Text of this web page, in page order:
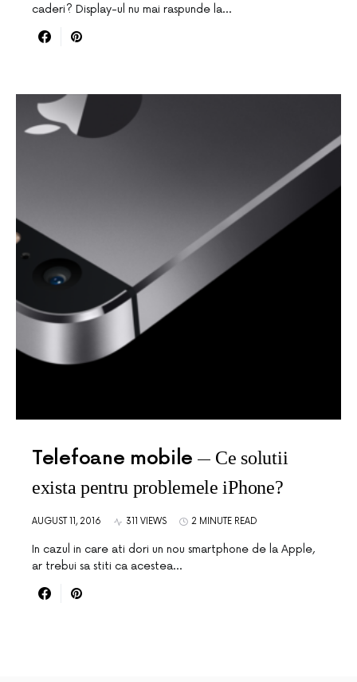
caderi? Display-ul nu mai raspunde la…
Telefoane mobile
Ce solutii
exista pentru problemele iPhone?
AUGUST 11, 2016 311 VIEWS 2 MINUTE READ
In cazul in care ati dori un nou smartphone de la Apple,
ar trebui sa stiti ca acestea…